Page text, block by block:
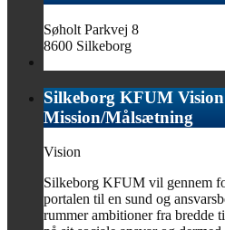
Søholt Parkvej 8
8600 Silkeborg
Silkeborg KFUM
Mission/Målsætning
Vision
Silkeborg KFUM vil gennem
portalen til en sund og
rummer ambitioner fra bredde